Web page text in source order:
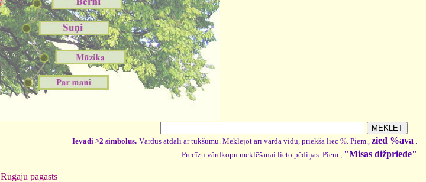
Ievadi >2 simbolus. Vārdus atdali ar tukšumu. Meklējot arī vārda vidū, priekšā liec %. Piem., zied %ava .
Precīzu vārdkopu meklēšanai lieto pēdiņas. Piem., "Misas dižpriede"
Rugāju pagasts